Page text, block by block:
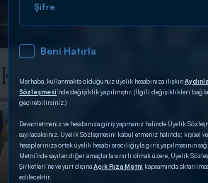
DİĞER SONUÇLAR
Şifre
Beni Hatırla
Merhaba, kullanmakta olduğunuz üyelik hesabınıza ilişkin
Sözleşmesi’nde değişiklik yapılmıştır. (İlgili değişiklikleri
geçirebilirsiniz.)
Devam etmeniz ve hesabınıza giriş yapmanız halinde Üyelik
sayılacaksınız. Üyelik Sözleşmesini kabul etmeniz halinde;
hesaplarınıza ortak üyelik hesabı aracılığıyla giriş yapılmasının
Metni’nde sayılan diğer amaçlarla sınırlı olmak üzere, Üyelik
Şirketleri’ne ve yurt dışınaAçık Rıza Metni kapsamında
edilecektir.